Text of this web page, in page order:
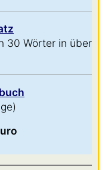
30 Wörter in über 60